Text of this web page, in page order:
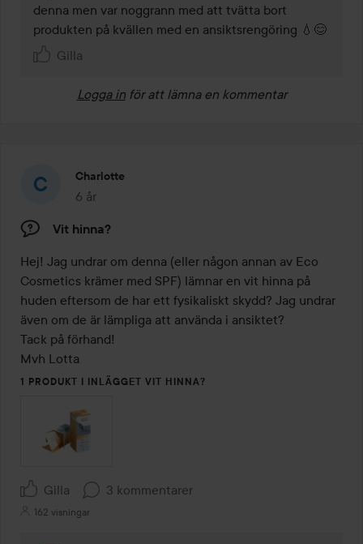
denna men var noggrann med att tvätta bort
produkten på kvällen med en ansiktsrengöring 💧😊
Gilla
Logga in för att lämna en kommentar
Charlotte
6 år
Inlägget skapades 6 år
Vit hinna?
Hej! Jag undrar om denna (eller någon annan av Eco
Cosmetics krämer med SPF) lämnar en vit hinna på
huden eftersom de har ett fysikaliskt skydd? Jag undrar
även om de är lämpliga att använda i ansiktet?
Tack på förhand!
Mvh Lotta
1 PRODUKT I INLÄGGET VIT HINNA?
Gilla 3 kommentarer
162 visningar